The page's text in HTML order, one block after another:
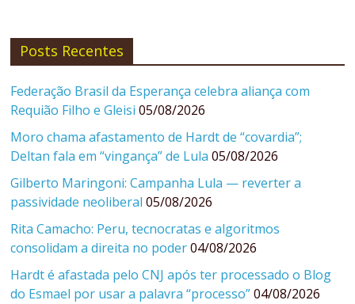
Posts Recentes
Federação Brasil da Esperança celebra aliança com
Requião Filho e Gleisi 05/08/2026
Moro chama afastamento de Hardt de “covardia”;
Deltan fala em “vingança” de Lula 05/08/2026
Gilberto Maringoni: Campanha Lula — reverter a
passividade neoliberal 05/08/2026
Rita Camacho: Peru, tecnocratas e algoritmos
consolidam a direita no poder 04/08/2026
Hardt é afastada pelo CNJ após ter processado o Blog
do Esmael por usar a palavra “processo” 04/08/2026